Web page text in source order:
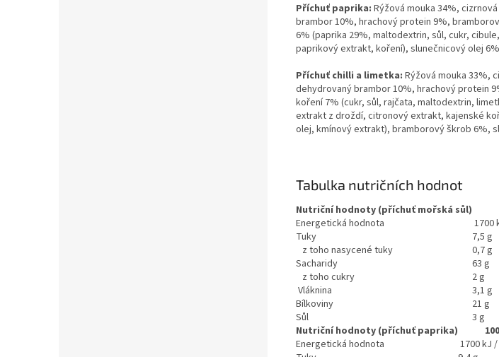
Příchuť paprika: Rýžová mouka 34%,
brambor 10%, hrachový protein 9%,
6% (paprika 29%, maltodextrin, sůl, cukr,
paprikový extrakt, koření), slunečnicový olej
Příchuť chilli a limetka: Rýžová mouka 33%,
dehydrovaný brambor 10%, hrachový protein
koření 7% (cukr, sůl, rajčata, maltodextrin,
extrakt z droždí, citronový extrakt, kajenské
olej, kmínový extrakt), bramborový škrob 6%,
Tabulka nutričních hodnot
Nutriční hodnoty (příchuť mořská sůl)
Energetická hodnota
1700
Tuky
7,5 g
z toho nasycené tuky
0,7 g
Sacharidy
63 g
z toho cukry
2 g
Vláknina
3,1 g
Bílkoviny
21 g
Sůl
3 g
Nutriční hodnoty (příchuť paprika)
Energetická hodnota
1700 kJ